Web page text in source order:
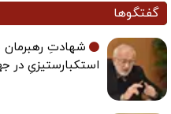
گفتگوها
شهادتِ رهبرمان
استکبارستیزیِ در